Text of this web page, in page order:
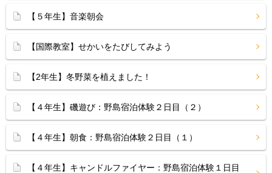
【５年生】音楽朝会
【国際教室】せかいをたびしてみよう
【2年生】冬野菜を植えました！
【４年生】磯遊び：野島宿泊体験２日目（２）
【４年生】朝食：野島宿泊体験２日目（１）
【４年生】キャンドルファイヤー：野島宿泊体験１日目